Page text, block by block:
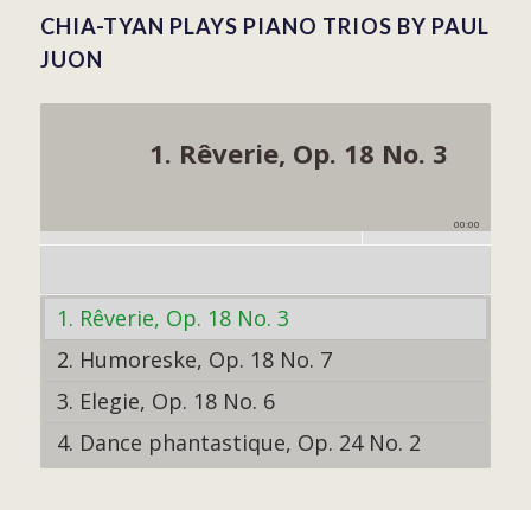
CHIA-TYAN PLAYS PIANO TRIOS BY PAUL
JUON
1. Rêverie, Op. 18 No. 3
00:00
1. Rêverie, Op. 18 No. 3
2. Humoreske, Op. 18 No. 7
3. Elegie, Op. 18 No. 6
4. Dance phantastique, Op. 24 No. 2